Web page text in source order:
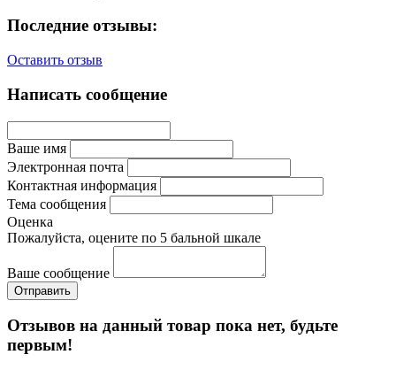
Последние отзывы:
Оставить отзыв
Написать сообщение
Ваше имя
Электронная почта
Контактная информация
Тема сообщения
Оценка
Пожалуйста, оцените по 5 бальной шкале
Ваше сообщение
Отзывов на данный товар пока нет, будьте
первым!